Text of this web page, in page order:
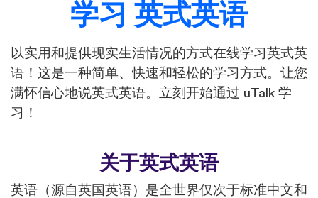
学习 英式英语
以实用和提供现实生活情况的方式在线学习英式英
语！这是一种简单、快速和轻松的学习方式。让您
满怀信心地说英式英语。立刻开始通过 uTalk 学
习！
关于英式英语
英语（源自英国英语）是全世界仅次于标准中文和